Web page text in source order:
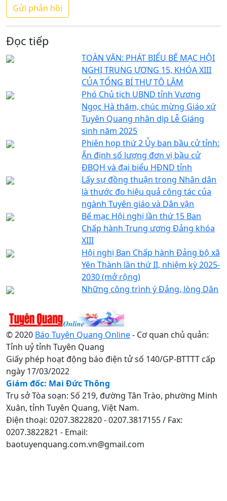
Đọc tiếp
TOÀN VĂN: PHÁT BIỂU BẾ MẠC HỘI
NGHỊ TRUNG ƯƠNG 15, KHÓA XIII
CỦA TỔNG BÍ THƯ TÔ LÂM
Phó Chủ tịch UBND tỉnh Vương
Ngọc Hà thăm, chúc mừng Giáo xứ
Tuyên Quang nhân dịp Lễ Giáng
sinh năm 2025
Phiên họp thứ 2 Ủy ban bầu cử tỉnh:
Ấn định số lượng đơn vị bầu cử
ĐBQH và đại biểu HĐND tỉnh
Lấy sự đồng thuận trong Nhân dân
là thước đo hiệu quả công tác của
ngành Tuyên giáo và Dân vận
Bế mạc Hội nghị lần thứ 15 Ban
Chấp hành Trung ương Đảng khóa
XIII
Hội nghị Ban Chấp hành Đảng bộ xã
Yên Thành lần thứ II, nhiệm kỳ 2025-
2030 (mở rộng)
Những công trình ý Đảng, lòng Dân
© 2020 Báo Tuyên Quang Online- Cơ quan chủ quản:
Tỉnh uỷ tỉnh Tuyên Quang
Giấy phép hoạt động báo điện tử số 140/GP-BTTTT cấp
ngày 17/03/2022
Giám đốc: Mai Đức Thông
Trụ sở Tòa soạn: Số 219, đường Tân Trào, phường Minh
Xuân, tỉnh Tuyên Quang, Việt Nam.
Điện thoại: 0207.3822820 - 0207.3817155 / Fax:
0207.3822821 - Email:
baotuyenquang.com.vn@gmail.com